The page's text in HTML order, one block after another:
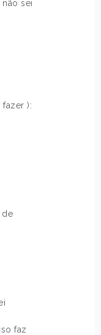
sei
):
de
faz